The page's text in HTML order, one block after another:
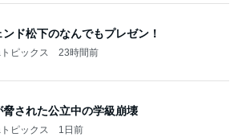
ンド松下のなんでもプレゼン！
ピックス 23時間前
脅された公立中の学級崩壊
ピックス 1日前